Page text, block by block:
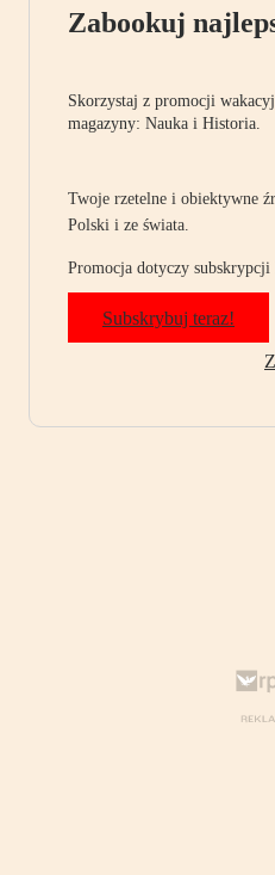
Zabookuj
Skorzystaj z promocji
magazyny: Nauka i Historia.
Twoje rzetelne i obiektywne
Polski i ze świata.
Promocja dotyczy subskrypcji
Subskrybuj teraz!